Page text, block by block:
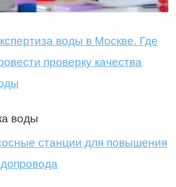
воды в Москве. Где
проверку качества
воды